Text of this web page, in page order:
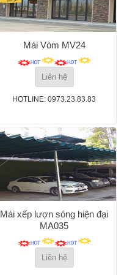
Mái Vòm MV24
Liên hệ
HOTLINE: 0973.23.83.83
Mái xếp lượn sóng hiện đại
MA035
Liên hệ